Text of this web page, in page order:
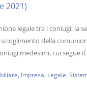
2021)
legale tra i coniugi, la
della
medesimi, cui segue
Impresa Legale